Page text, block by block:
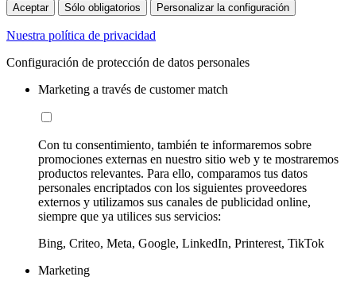
Aceptar Sólo obligatorios Personalizar la configuración
Nuestra política de privacidad
Configuración de protección de datos personales
Marketing a través de customer match
Con tu consentimiento, también te informaremos sobre
promociones externas en nuestro sitio web y te mostraremos
productos relevantes. Para ello, comparamos tus datos
personales encriptados con los siguientes proveedores
externos y utilizamos sus canales de publicidad online,
siempre que ya utilices sus servicios:
Bing, Criteo, Meta, Google, LinkedIn, Printerest, TikTok
Marketing